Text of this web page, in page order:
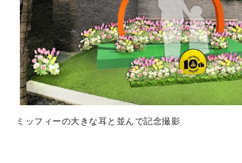
ミッフィーの大きな耳と並んで記念撮影